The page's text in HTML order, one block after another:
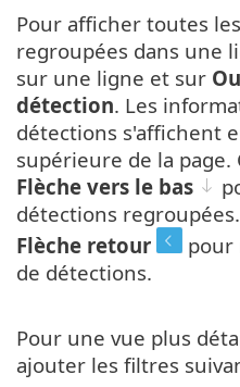
Pour afficher toutes
regroupées dans une
sur une ligne et sur
détection. Les
détections s'affichent
supérieure de la page.
Flèche vers le bas
détections
Flèche retour
pour
de détections.
Pour une vue plus
ajouter les filtres